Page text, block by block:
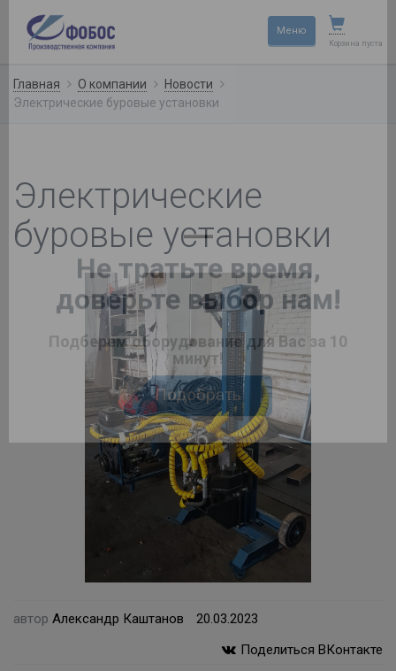
Корзина пуста
Меню
Главная О компании
Новости
Электрические буровые установки
Электрические
буровые установки
автор Александр Каштанов
20.03.2023
Поделиться ВКонтакте
—
Не тратьте время,
доверьте выбор нам!
Подберем оборудование для Вас за 10
минут!
Подобрать